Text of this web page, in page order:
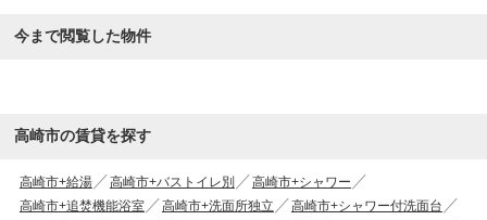
今まで閲覧した物件
高崎市の賃貸を探す
高崎市+給湯 高崎市+バストイレ別
高崎市+シャワー
高崎市+追焚機能浴室
高崎市+洗面所独立
高崎市+シャワー付洗面台